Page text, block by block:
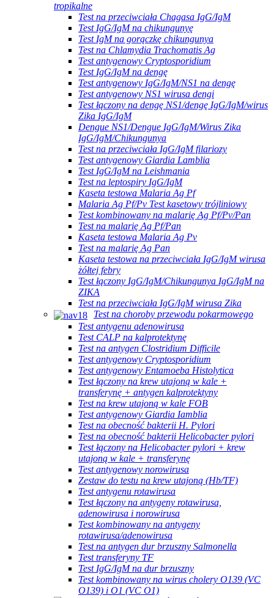
tropikalne
Test na przeciwciała Chagasa IgG/IgM
Test IgG/IgM na chikungunyę
Test IgM na gorączkę chikungunya
Test na Chlamydia Trachomatis Ag
Test antygenowy Cryptosporidium
Test IgG/IgM na dengę
Test antygenowy IgG/IgM/NS1 na dengę
Test antygenowy NS1 wirusa dengi
Test łączony na dengę NS1/dengę IgG/IgM/wirus
Zika IgG/IgM
Dengue NS1/Dengue IgG/IgM/Wirus Zika
IgG/IgM/Chikungunya
Test na przeciwciała IgG/IgM filariozy
Test antygenowy Giardia Lamblia
Test IgG/IgM na Leishmania
Test na leptospiry IgG/IgM
Kaseta testowa Malaria Ag Pf
Malaria Ag Pf/Pv Test kasetowy trójliniowy
Test kombinowany na malarię Ag Pf/Pv/Pan
Test na malarię Ag Pf/Pan
Kaseta testowa Malaria Ag Pv
Test na malarię Ag Pan
Kaseta testowa na przeciwciała IgG/IgM wirusa
żółtej febry
Test łączony IgG/IgM/Chikungunya IgG/IgM na
ZIKA
Test na przeciwciała IgG/IgM wirusa Zika
Test na choroby przewodu pokarmowego
Test antygenu adenowirusa
Test CALP na kalprotektynę
Test na antygen Clostridium Difficile
Test antygenowy Cryptosporidium
Test antygenowy Entamoeba Histolytica
Test łączony na krew utajoną w kale +
transferynę + antygen kalprotektyny
Test na krew utajoną w kale FOB
Test antygenowy Giardia Iamblia
Test na obecność bakterii H. Pylori
Test na obecność bakterii Helicobacter pylori
Test łączony na Helicobacter pylori + krew
utajoną w kale + transferynę
Test antygenowy norowirusa
Zestaw do testu na krew utajoną (Hb/TF)
Test antygenu rotawirusa
Test łączony na antygeny rotawirusa,
adenowirusa i norowirusa
Test kombinowany na antygeny
rotawirusa/adenowirusa
Test na antygen dur brzuszny Salmonella
Test transferyny TF
Test IgG/IgM na dur brzuszny
Test kombinowany na wirus cholery O139 (VC
O139) i O1 (VC O1)